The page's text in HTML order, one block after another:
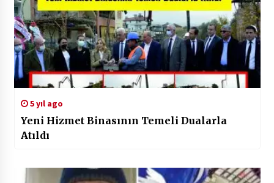
5 yıl ago
Yeni Hizmet Binasının Temeli Dualarla
Atıldı